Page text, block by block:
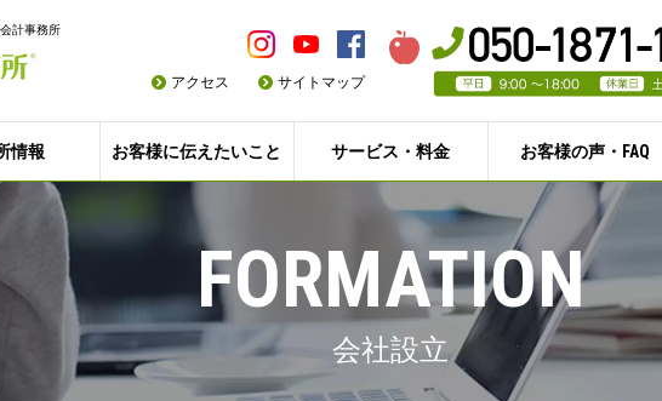
計事務所
アクセス サイトマップ
情報 お客様に伝えたいこと サービス・料金 お客様の声・FAQ
FORMATION
会社設立